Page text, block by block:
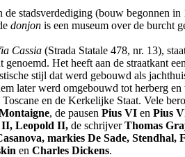
de stadsverdediging (bouw begonnen in
donjon is een museum over de burcht
Cassia (Strada Statale 478, nr. 13),
genoemd. Het heeft aan de straatkant
stijl dat werd gebouwd als
later werd omgebouwd tot herberg en
en de Kerkelijke Staat. Vele
, de pausen Pius VI en Pius
II, Leopold II, de schrijverThomas
markies De Sade, Stendhal,
en Charles Dickens.